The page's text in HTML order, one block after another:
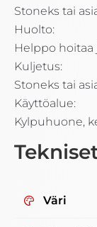
Stoneks tai
Huolto:
Helppo hoitaa
Kuljetus:
Stoneks tai
Käyttöalue:
Kylpuhuone,
Väri